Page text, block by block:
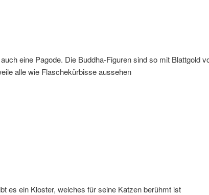
eine Pagode. Die Buddha-Figuren sind so mit Blattgold
alle wie Flaschekürbisse aussehen
es ein Kloster, welches für seine Katzen berühmt ist